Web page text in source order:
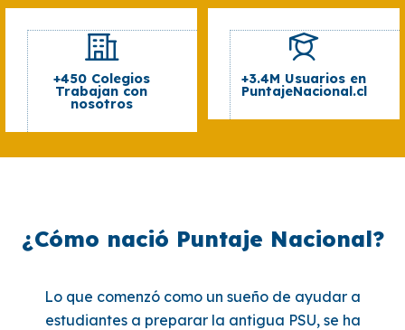
+450 Colegios
Trabajan con
nosotros
+3.4M Usuarios en
PuntajeNacional.cl
¿Cómo nació Puntaje Nacional?
Lo que comenzó como un sueño de ayudar a
estudiantes a preparar la antigua PSU, se ha